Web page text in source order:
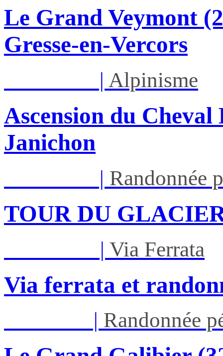
Le Grand Veymont
Gresse-en-Vercors
| Alpinisme
Ascension du
Janichon
| Randonnée
TOUR DU
| Via Ferrata
Via ferrata et
| Randonnée